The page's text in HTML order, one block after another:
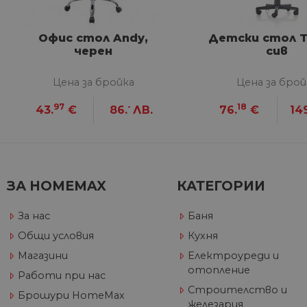
Офис стол Andy,
черен
Цена за бройка
43.97 € 86.- ЛВ.
Детски стол
сив
Цена за
76.18 €
ЗА HOMEMAX
За нас
Общи условия
Магазини
Работи при нас
Брошури HomeMax
КАТЕГОРИИ
Баня
Кухня
Електроуреди и
отопление
Строителство и
железария
CookieScriptConsent
__utmb
_ga_32J9YV418P
__utmc
YSC
IDE
GeneralAppGenSession
Google Privacy